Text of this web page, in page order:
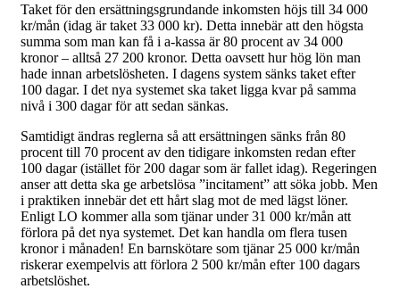
Taket för den ersättningsgrundande inkomsten höjs till 34 000
kr/mån (idag är taket 33 000 kr). Detta innebär att den högsta
summa som man kan få i a-kassa är 80 procent av 34 000
kronor – alltså 27 200 kronor. Detta oavsett hur hög lön man
hade innan arbetslösheten. I dagens system sänks taket efter
100 dagar. I det nya systemet ska taket ligga kvar på samma
nivå i 300 dagar för att sedan sänkas.
Samtidigt ändras reglerna så att ersättningen sänks från 80
procent till 70 procent av den tidigare inkomsten redan efter
100 dagar (istället för 200 dagar som är fallet idag). Regeringen
anser att detta ska ge arbetslösa ”incitament” att söka jobb. Men
i praktiken innebär det ett hårt slag mot de med lägst löner.
Enligt LO kommer alla som tjänar under 31 000 kr/mån att
förlora på det nya systemet. Det kan handla om flera tusen
kronor i månaden! En barnskötare som tjänar 25 000 kr/mån
riskerar exempelvis att förlora 2 500 kr/mån efter 100 dagars
arbetslöshet.